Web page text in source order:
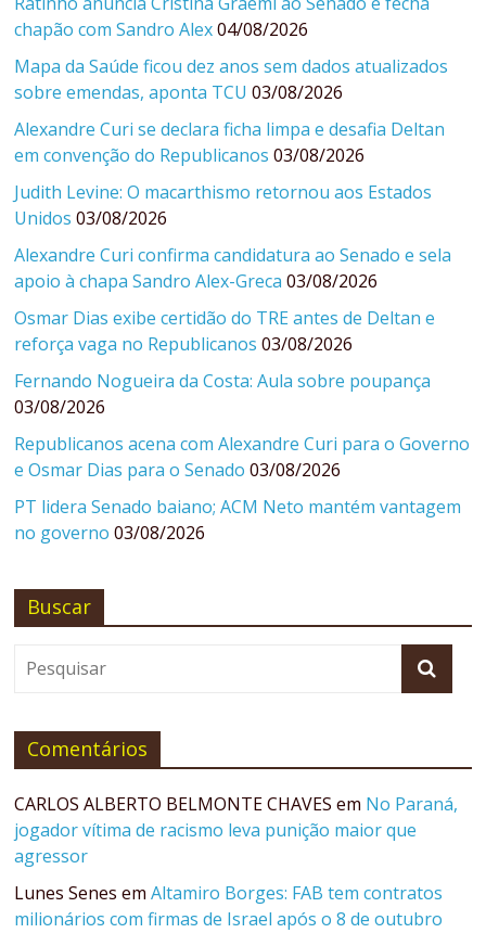
chapão com Sandro Alex 04/08/2026
Mapa da Saúde ficou dez anos sem dados atualizados
sobre emendas, aponta TCU 03/08/2026
Alexandre Curi se declara ficha limpa e desafia Deltan
em convenção do Republicanos 03/08/2026
Judith Levine: O macarthismo retornou aos Estados
Unidos 03/08/2026
Alexandre Curi confirma candidatura ao Senado e sela
apoio à chapa Sandro Alex-Greca 03/08/2026
Osmar Dias exibe certidão do TRE antes de Deltan e
reforça vaga no Republicanos 03/08/2026
Fernando Nogueira da Costa: Aula sobre poupança
03/08/2026
Republicanos acena com Alexandre Curi para o Governo
e Osmar Dias para o Senado 03/08/2026
PT lidera Senado baiano; ACM Neto mantém vantagem
no governo 03/08/2026
Buscar
Comentários
CARLOS ALBERTO BELMONTE CHAVES em No Paraná,
jogador vítima de racismo leva punição maior que
agressor
Lunes Senes emAltamiro Borges: FAB tem contratos
milionários com firmas de Israel após o 8 de outubro